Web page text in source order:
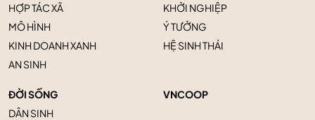
HỢP TÁC XÃ
MÔ HÌNH
KINH DOANH XANH
AN SINH
KHỞI NGHIỆP
Ý TƯỞNG
HỆ SINH THÁI
ĐỜI SỐNG
DÂN SINH
VNCOOP